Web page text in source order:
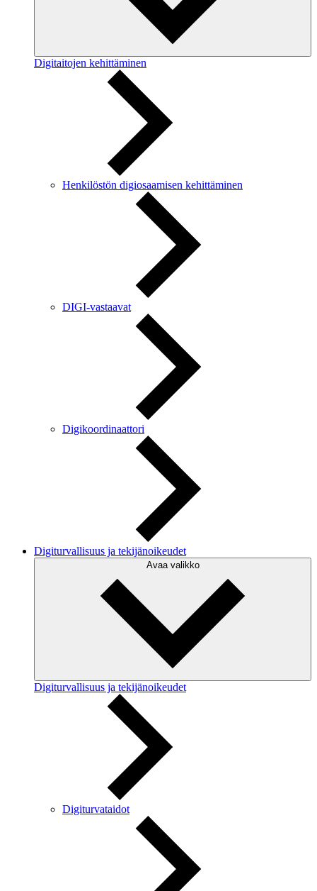
Digitaitojen kehittäminen
Henkilöstön digiosaamisen kehittäminen
DIGI-vastaavat
Digikoordinaattori
Digiturvallisuus ja tekijänoikeudet
Avaa valikko
Digiturvallisuus ja tekijänoikeudet
Digiturvataidot